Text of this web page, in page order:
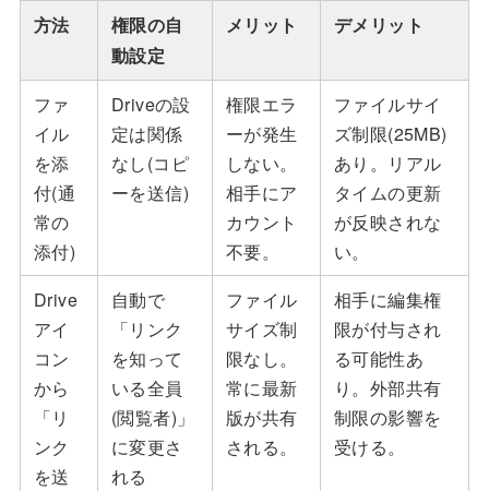
方法
権限の自
動設定
メリット デメリット
ファ
イル
を添
付(通
常の
添付)
Driveの設
定は関係
なし(コピ
ーを送信)
権限エラ
ーが発生
しない。
相手にア
カウント
不要。
ファイルサイ
ズ制限(25MB)
あり。リアル
タイムの更新
が反映されな
い。
Drive
アイ
コン
から
「リ
ンク
を送
自動で
「リンク
を知って
いる全員
(閲覧者)」
に変更さ
れる
ファイル
サイズ制
限なし。
常に最新
版が共有
される。
相手に編集権
限が付与され
る可能性あ
り。外部共有
制限の影響を
受ける。